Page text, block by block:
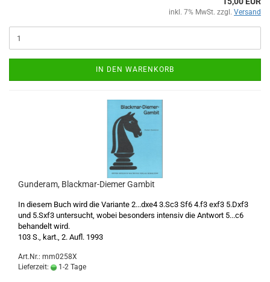
inkl. 7% MwSt. zzgl. Versand
IN DEN WARENKORB
Gunderam, Blackmar-Diemer Gambit
In diesem Buch wird die Variante 2...dxe4 3.Sc3 Sf6 4.f3 exf3 5.Dxf3
und 5.Sxf3 untersucht, wobei besonders intensiv die Antwort 5...c6
behandelt wird.
103 S., kart., 2. Aufl. 1993
Art.Nr.: mm0258X
Lieferzeit:
1-2 Tage